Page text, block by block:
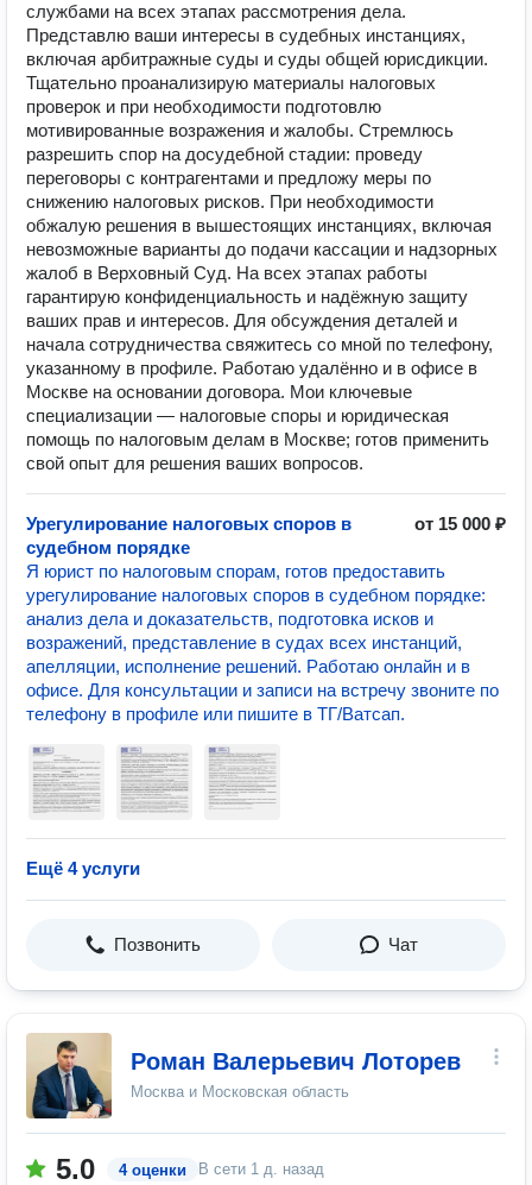
службами на всех этапах рассмотрения дела.
Представлю ваши интересы в судебных инстанциях,
включая арбитражные суды и суды общей юрисдикции.
Тщательно проанализирую материалы налоговых
проверок и при необходимости подготовлю
мотивированные возражения и жалобы. Стремлюсь
разрешить спор на досудебной стадии: проведу
переговоры с контрагентами и предложу меры по
снижению налоговых рисков. При необходимости
обжалую решения в вышестоящих инстанциях, включая
невозможные варианты до подачи кассации и надзорных
жалоб в Верховный Суд. На всех этапах работы
гарантирую конфиденциальность и надёжную защиту
ваших прав и интересов. Для обсуждения деталей и
начала сотрудничества свяжитесь со мной по телефону,
указанному в профиле. Работаю удалённо и в офисе в
Москве на основании договора. Мои ключевые
специализации — налоговые споры и юридическая
помощь по налоговым делам в Москве; готов применить
свой опыт для решения ваших вопросов.
Урегулирование налоговых споров в
судебном порядке
от 15 000 ₽
Я юрист по налоговым спорам, готов предоставить
урегулирование налоговых споров в судебном порядке:
анализ дела и доказательств, подготовка исков и
возражений, представление в судах всех инстанций,
апелляции, исполнение решений. Работаю онлайн и в
офисе. Для консультации и записи на встречу звоните по
телефону в профиле или пишите в ТГ/Ватсап.
Ещё 4 услуги
Позвонить Чат
Роман Валерьевич Лоторев
Москва и Московская область
5.0 4 оценки В сети 1 д. назад